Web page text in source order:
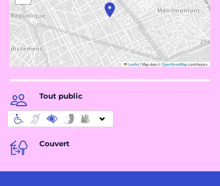
Leaflet|Map data ©OpenStreetMapcontributors
Tout public
Couvert